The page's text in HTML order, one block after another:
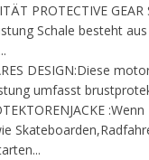
PROTECTIVE
Schale besteht
DESIGN:Diese
umfasst